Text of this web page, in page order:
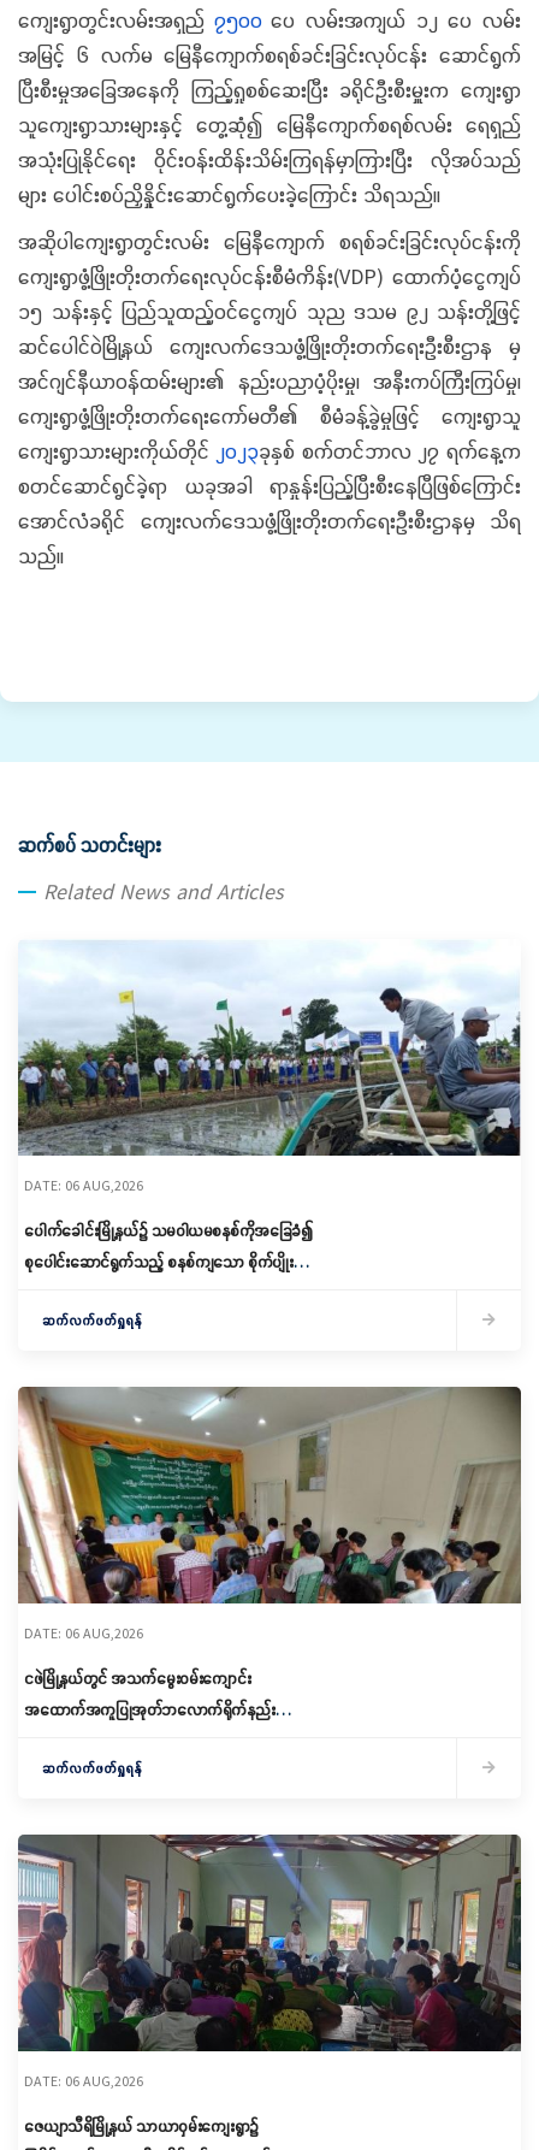
ကျေးရွာတွင်းလမ်းအရှည် ၇၅၀၀ပေ လမ်းအကျယ် ၁၂ ပေ လမ်း
အမြင့် ၆ လက်မ မြေနီကျောက်စရစ်ခင်းခြင်းလုပ်ငန်း ဆောင်ရွက်
ပြီးစီးမှုအခြေအနေကို ကြည့်ရှုစစ်ဆေးပြီး ခရိုင်ဦးစီးမှူးက ကျေးရွာ
သူကျေးရွာသားများနှင့် တွေ့ဆုံ၍ မြေနီကျောက်စရစ်လမ်း ရေရှည်
အသုံးပြုနိုင်ရေး ဝိုင်းဝန်းထိန်းသိမ်းကြရန်မှာကြားပြီး လိုအပ်သည်
များ ပေါင်းစပ်ညှိနှိုင်းဆောင်ရွက်ပေးခဲ့ကြောင်း သိရသည်။
အဆိုပါကျေးရွာတွင်းလမ်း မြေနီကျောက် စရစ်ခင်းခြင်းလုပ်ငန်းကို
ကျေးရွာဖွံ့ဖြိုးတိုးတက်ရေးလုပ်ငန်းစီမံကိန်း(VDP) ထောက်ပံ့ငွေကျပ်
၁၅ သန်းနှင့် ပြည်သူထည့်ဝင်ငွေကျပ် သုည ဒသမ ၉၂ သန်းတို့ဖြင့်
ဆင်ပေါင်ဝဲမြို့နယ် ကျေးလက်ဒေသဖွံ့ဖြိုးတိုးတက်ရေးဦးစီးဌာန မှ
အင်ဂျင်နီယာဝန်ထမ်းများ၏ နည်းပညာပံ့ပိုးမှု၊ အနီးကပ်ကြီးကြပ်မှု၊
ကျေးရွာဖွံ့ဖြိုးတိုးတက်ရေးကော်မတီ၏ စီမံခန့်ခွဲမှုဖြင့် ကျေးရွာသူ
ကျေးရွာသားများကိုယ်တိုင် ၂၀၂၃ခုနှစ် စက်တင်ဘာလ ၂၇ ရက်နေ့က
စတင်ဆောင်ရွင်ခဲ့ရာ ယခုအခါ ရာနှုန်းပြည့်ပြီးစီးနေပြီဖြစ်ကြောင်း
အောင်လံခရိုင် ကျေးလက်ဒေသဖွံ့ဖြိုးတိုးတက်ရေးဦးစီးဌာနမှ သိရ
သည်။
ဆက်စပ် သတင်းများ
Related News and Articles
DATE: 06 AUG,2026
ပေါက်ခေါင်းမြို့နယ်၌ သမဝါယမစနစ်ကိုအခြေခံ၍
စုပေါင်းဆောင်ရွက်သည့် စနစ်ကျသော စိုက်ပျိုးရေး
ဆက်လက်ဖတ်ရှုရန်
DATE: 06 AUG,2026
ငဖဲမြို့နယ်တွင် အသက်မွေးဝမ်းကျောင်း
အထောက်အကူပြုအုတ်ဘလောက်ရိုက်နည်း
ဆက်လက်ဖတ်ရှုရန်
DATE: 06 AUG,2026
ဇေယျာသီရိမြို့နယ် သာယာဝှမ်းကျေးရွာ၌